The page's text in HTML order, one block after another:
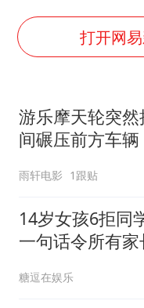
打开网
游乐摩天轮突
间碾压前方车辆
雨轩电影 1跟贴
14岁女孩6拒同
一句话令所有
糖逗在娱乐